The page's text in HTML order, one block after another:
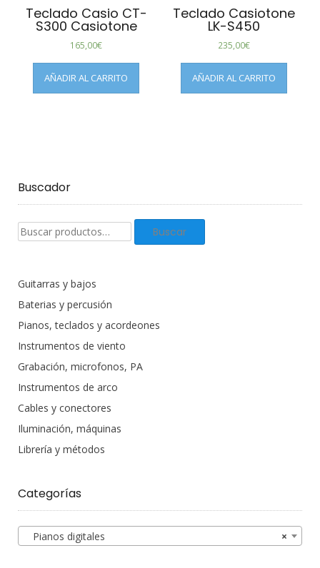
Teclado Casio CT-
S300 Casiotone
165,00€
AÑADIR AL CARRITO
Teclado Casiotone
LK-S450
235,00€
AÑADIR AL CARRITO
Buscador
Buscar
productos:
Buscar
Guitarras y bajos
Baterias y percusión
Pianos, teclados y acordeones
Instrumentos de viento
Grabación, microfonos, PA
Instrumentos de arco
Cables y conectores
Iluminación, máquinas
Librería y métodos
Categorías
×
Pianos digitales